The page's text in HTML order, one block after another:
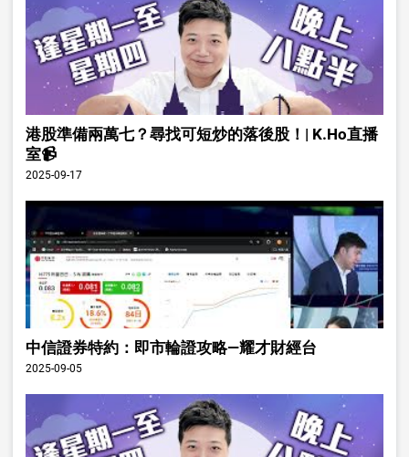
港股準備兩萬七？尋找可短炒的落後股！| K.Ho直播
室📹
2025-09-17
中信證券特約：即市輪證攻略—耀才財經台
2025-09-05